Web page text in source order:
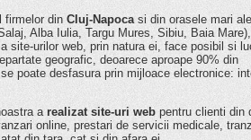
firmelor dinCluj-Napocasi din orasele mari
Alba Iulia, Targu Mures, Sibiu, Baia
site-urilor web, prin natura ei, face posibil si
geografic, deoarece aproape 90% din
poate desfasura prin mijloace electronice:
a realizat site-uri web pentru clienti din
online, prestari de servicii medicale,